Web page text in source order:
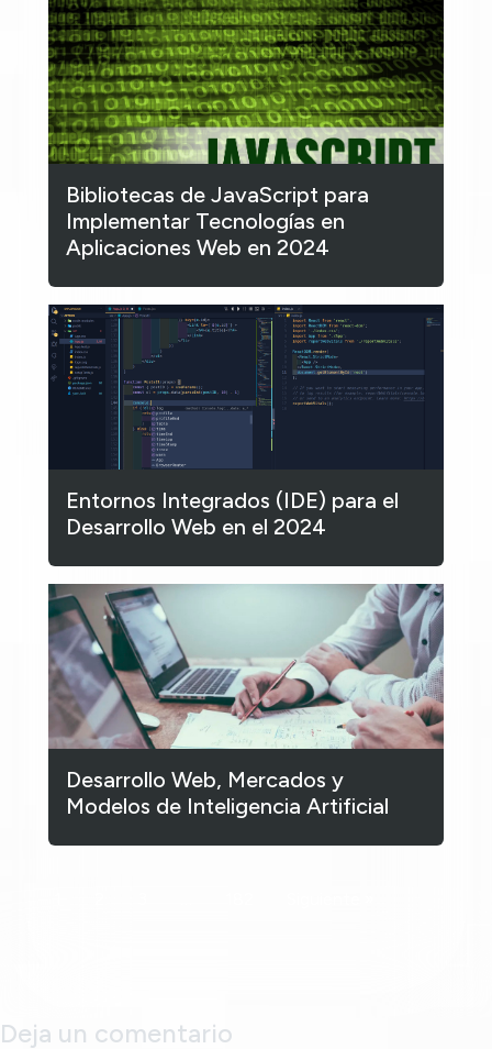
Bibliotecas de JavaScript para
Implementar Tecnologías en
Aplicaciones Web en 2024
Entornos Integrados (IDE) para el
Desarrollo Web en el 2024
Desarrollo Web, Mercados y
Modelos de Inteligencia Artificial
Deja un comentario